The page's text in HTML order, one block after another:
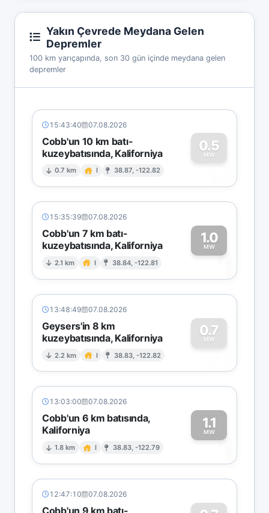
Yakın Çevrede Meydana Gelen
Depremler
100 km yarıçapında, son 30 gün içinde meydana gelen
depremler
15:43:40 07.08.2026
Cobb'un 10 km batı-
kuzeybatısında, Kaliforniya
0.7 km I 38.87, -122.82
0.5
MW
0
15:35:39 07.08.2026
Cobb'un 7 km batı-
kuzeybatısında, Kaliforniya
2.1 km I 38.84, -122.81
1.0
MW1
13:48:49 07.08.2026
Geysers'in 8 km
kuzeybatısında, Kaliforniya
2.2 km I 38.83, -122.82
0.7
MW
0
13:03:00 07.08.2026
Cobb'un 6 km batısında,
Kaliforniya
1.8 km I 38.83, -122.79
1.1
MW1
12:47:10 07.08.2026
Cobb'un 9 km batı-